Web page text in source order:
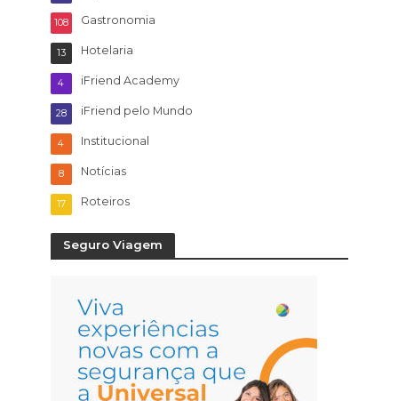
Gastronomia
108
Hotelaria
13
iFriend Academy
4
iFriend pelo Mundo
28
Institucional
4
Notícias
8
Roteiros
17
Seguro Viagem